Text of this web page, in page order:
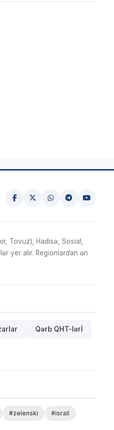
Tovuz), Hadisə, Sosial,
yer alır. Regionlardan ən
Qərb QHT-lərİ
#zelenski
#israil